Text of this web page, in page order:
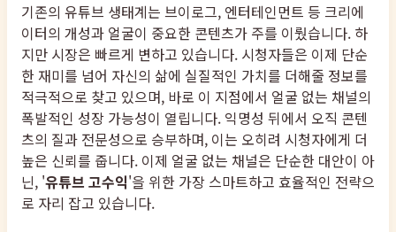
기존의 유튜브 생태계는 브이로그, 엔터테인먼트 등 크리에
이터의 개성과 얼굴이 중요한 콘텐츠가 주를 이뤘습니다. 하
지만 시장은 빠르게 변하고 있습니다. 시청자들은 이제 단순
한 재미를 넘어 자신의 삶에 실질적인 가치를 더해줄 정보를
적극적으로 찾고 있으며, 바로 이 지점에서 얼굴 없는 채널의
폭발적인 성장 가능성이 열립니다. 익명성 뒤에서 오직 콘텐
츠의 질과 전문성으로 승부하며, 이는 오히려 시청자에게 더
높은 신뢰를 줍니다. 이제 얼굴 없는 채널은 단순한 대안이 아
닌, '유튜브 고수익'을 위한 가장 스마트하고 효율적인 전략으
로 자리 잡고 있습니다.